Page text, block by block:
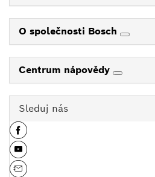
O společnosti Bosch
Centrum nápovědy
Sleduj nás